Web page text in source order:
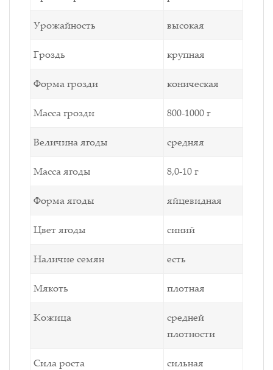
Урожайность высокая
Гроздь крупная
Форма грозди коническая
Масса грозди 800-1000 г
Величина ягоды средняя
Масса ягоды 8,0-10 г
Форма ягоды яйцевидная
Цвет ягоды синий
Наличие семян есть
Мякоть плотная
Кожица
средней
плотности
Сила роста сильная